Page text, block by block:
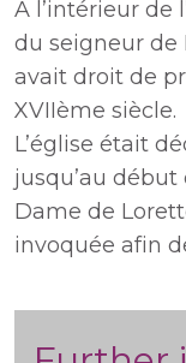
A l’intérieur de
du seigneur de
avait droit de
XVIIème siècle.
L’église était
jusqu’au début
Dame de
invoquée afin